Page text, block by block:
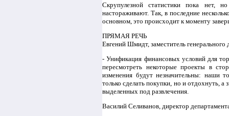
Скрупулезной статистики пока нет,
настораживают. Так, в последние
основном, это происходит к моменту
ПРЯМАЯ РЕЧЬ
Евгений Шмидт, заместитель
- Унификация финансовых условий для
пересмотреть некоторые проекты в
изменения будут незначительны: наши
только сделать покупки, но и отдохнуть,
выделенных под развлечения.
Василий Селиванов, директор